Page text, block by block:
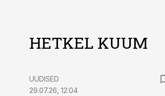
HETKEL KUUM
UUDISED
29.07.26, 12:04